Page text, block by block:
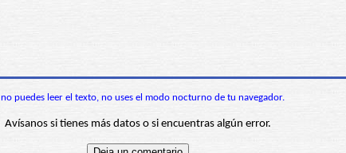
no puedes leer el texto, no uses el modo nocturno de tu navegador.
Avísanos si tienes más datos o si encuentras algún error.